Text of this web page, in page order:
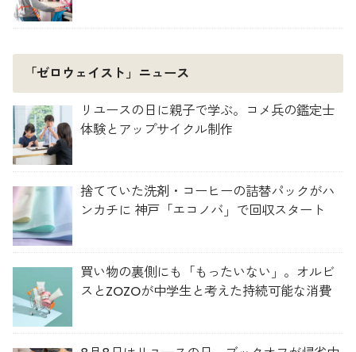
「ゼロウェイスト」ニュース
リユースの日に親子で学ぶ。コメ兵の鑑定士
体験とアップサイクル制作
捨てていた洗剤・コーヒーの詰替パックがハ
ンカチに 神戸「エコノバ」で回収スタート
買い物の裏側にも「もったいない」。オルビ
スとZOZOが中学生と考えた持続可能な消費